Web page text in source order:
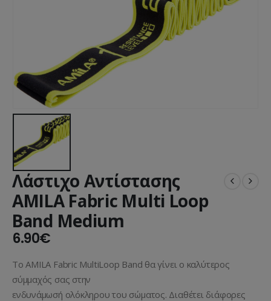
Λάστιχο Αντίστασης
AMILA Fabric Multi Loop
Band Medium
6.90€
Το AMILA Fabric MultiLoop Band θα γίνει ο καλύτερος
σύμμαχός σας στην
ενδυνάμωσή ολόκληρου του σώματος. Διαθέτει διάφορες